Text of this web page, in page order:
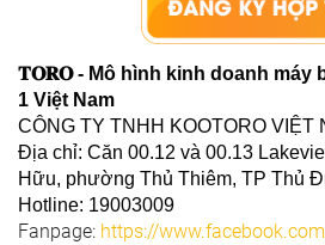
𝐓𝐎𝐑𝐎 - Mô hình kinh doanh máy
1 Việt Nam
CÔNG TY TNHH KOOTORO VIỆT
Địa chỉ: Căn 00.12 và 00.13
Hữu, phường Thủ Thiêm, TP Thủ
Hotline: 19003009
Fanpage: https://